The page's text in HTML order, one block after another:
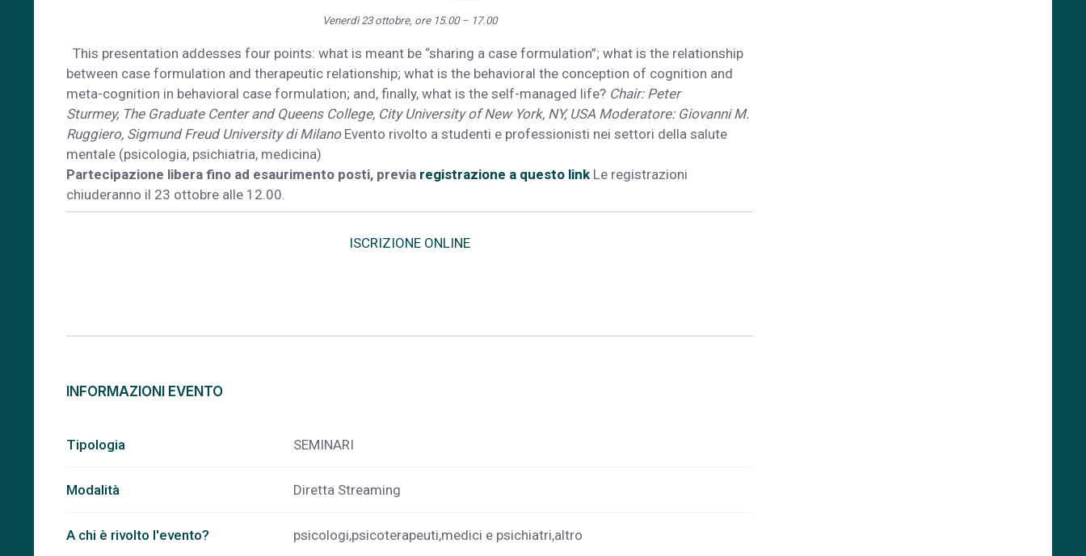
Venerdì 23 ottobre, ore 15.00 – 17.00
This presentation addesses four points: what is meant be “sharing a case formulation”; what is the relationship
between case formulation and therapeutic relationship; what is the behavioral the conception of cognition and
meta-cognition in behavioral case formulation; and, finally, what is the self-managed life? Chair: Peter
Sturmey, The Graduate Center and Queens College, City University of New York, NY, USA Moderatore: Giovanni M.
Ruggiero, Sigmund Freud University di MilanoEvento rivolto a studenti e professionisti nei settori della salute
mentale (psicologia, psichiatria, medicina)
Partecipazione libera fino ad esaurimento posti, previa registrazione a questo link Le registrazioni
chiuderanno il 23 ottobre alle 12.00.
ISCRIZIONE ONLINE
INFORMAZIONI EVENTO
Tipologia SEMINARI
Modalità Diretta Streaming
A chi è rivolto l'evento? psicologi,psicoterapeuti,medici e psichiatri,altro